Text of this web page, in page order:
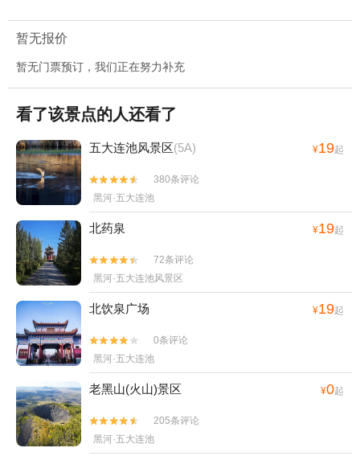
暂无报价
暂无门票预订，我们正在努力补充
看了该景点的人还看了
五大连池风景区(5A) ¥19起


380条评论
黑河·五大连池
北药泉 ¥19起


72条评论
黑河·五大连池风景区
北饮泉广场 ¥19起


0条评论
黑河·五大连池
老黑山(火山)景区 ¥0起


205条评论
黑河·五大连池